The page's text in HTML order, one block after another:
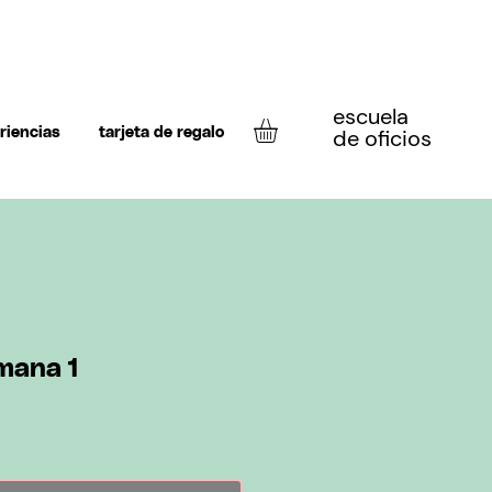
tarjeta de regalo
escuela
de oficios
1